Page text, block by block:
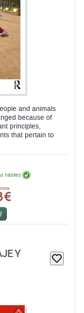
and animals
because of
principles,
that pertain to
€
hábiles
Y